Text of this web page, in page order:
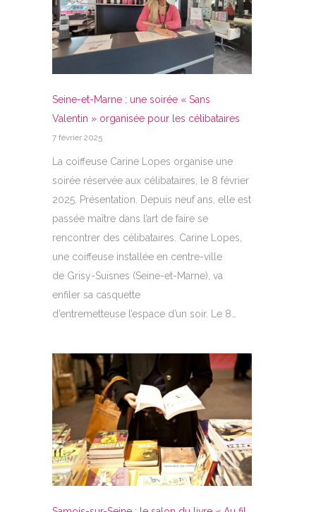
Seine-et-Marne : une soirée « Sans
Valentin » organisée pour les célibataires
7 février 2025
La coiffeuse Carine Lopes organise une
soirée réservée aux célibataires, le 8 février
2025. Présentation. Depuis neuf ans, elle est
passée maître dans l’art de faire se
rencontrer des célibataires. Carine Lopes,
une coiffeuse installée en centre-ville
de Grisy-Suisnes (Seine-et-Marne), va
enfiler sa casquette
d’entremetteuse l’espace d’un soir. Le 8…